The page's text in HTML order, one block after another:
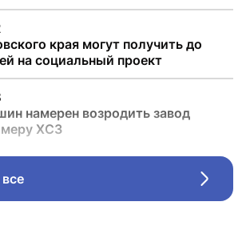
края могут получить до
на социальный проект
намерен возродить завод
ХСЗ